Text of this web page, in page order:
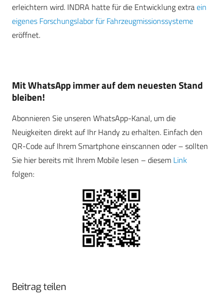
erleichtern wird. INDRA hatte für die Entwicklung extraein
eigenes Forschungslabor für Fahrzeugmissionssysteme
eröffnet.
Mit WhatsApp immer auf dem neuesten Stand
bleiben!
Abonnieren Sie unseren WhatsApp-Kanal, um die
Neuigkeiten direkt auf Ihr Handy zu erhalten. Einfach den
QR-Code auf Ihrem Smartphone einscannen oder – sollten
Sie hier bereits mit Ihrem Mobile lesen – diesem Link
folgen:
Beitrag teilen